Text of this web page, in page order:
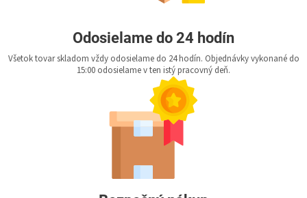
Odosielame do 24 hodín
Všetok tovar skladom vždy odosielame do 24 hodín. Objednávky vykonané do
15:00 odosielame v ten istý pracovný deň.